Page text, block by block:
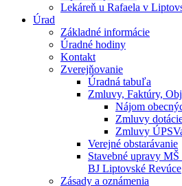
Lekáreň u Rafaela v
Úrad
Základné informácie
Úradné hodiny
Kontakt
Zverejňovanie
Úradná tabuľa
Zmluvy, Faktúry,
Nájom
Zmluvy
Zmluvy
Verejné obstarávanie
Stavebné upravy
BJ Liptovské Revúce
Zásady a oznámenia